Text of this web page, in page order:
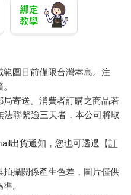
圍目前僅限台灣本島。注
寄送。消費者訂購之商品若
聯繫逾三天者，本公司將取
出貨通知，您也可透過【訂
攝關係產生色差，圖片僅供
。